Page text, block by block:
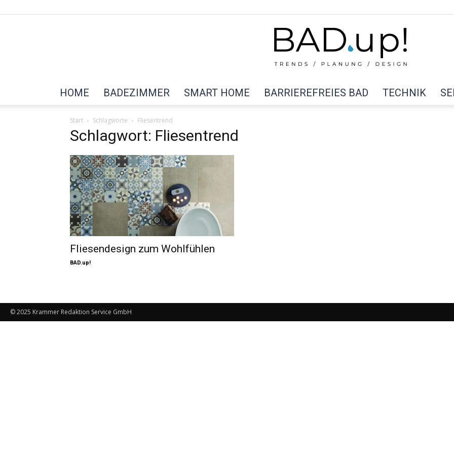
HOME BADEZIMMER SMART HOME BARRIEREFREIES BAD TECHNIK
Start Schlagworte Fliesentrend
Schlagwort: Fliesentrend
Fliesendesign zum Wohlfühlen
BAD.up!
© 2025 Krammer Redaktion Service GmbH